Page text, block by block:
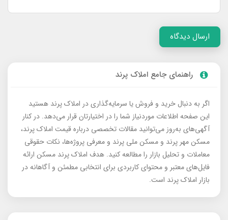
ارسال دیدگاه
راهنمای جامع املاک پرند
اگر به دنبال خرید و فروش یا سرمایه‌گذاری در املاک پرند هستید
این صفحه اطلاعات موردنیاز شما را در اختیارتان قرار می‌دهد. در کنار
آگهی‌های به‌روز می‌توانید مقالات تخصصی درباره قیمت املاک پرند،
مسکن مهر پرند و مسکن ملی پرند و معرفی پروژه‌ها، نکات حقوقی
معاملات و تحلیل بازار را مطالعه کنید. هدف املاک پرند مسکن ارائه
فایل‌های معتبر و محتوای کاربردی برای انتخابی مطمئن و آگاهانه در
بازار املاک پرند است.